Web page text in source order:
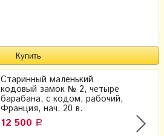
Старинный маленький
кодовый замок № 2, четыре
барабана, с кодом, рабочий,
Франция, нач. 20 в.
12 500 Р